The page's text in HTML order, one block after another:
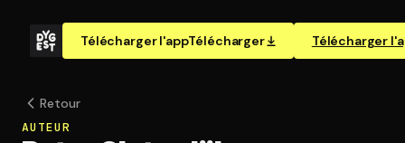
Télécharger l'appTélécharger Télécharger
Retour
AUTEUR